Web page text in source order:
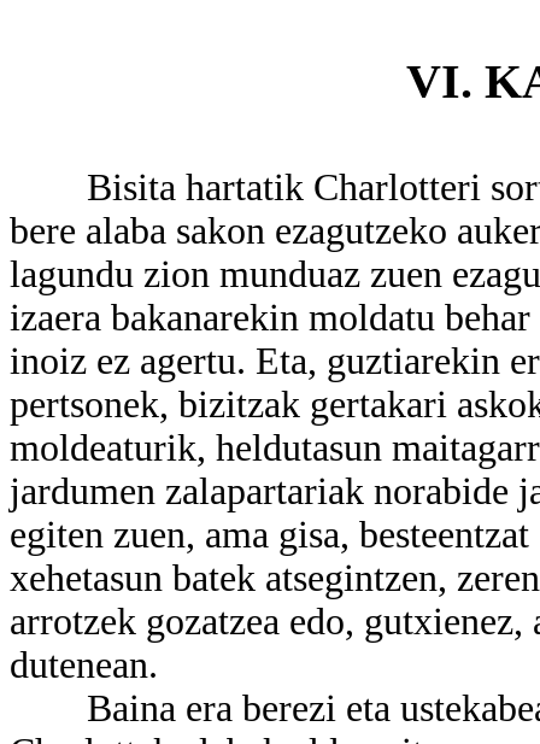
VI.
Bisita hartatik Charlotteri
bere alaba sakon ezagutzeko
lagundu zion munduaz zuen
izaera bakanarekin moldatu
inoiz ez agertu. Eta, guztiarekin
pertsonek, bizitzak gertakari
moldeaturik, heldutasun
jardumen zalapartariak norabide
egiten zuen, ama gisa,
xehetasun batek atsegintzen,
arrotzek gozatzea edo,
dutenean.
Baina era berezi eta